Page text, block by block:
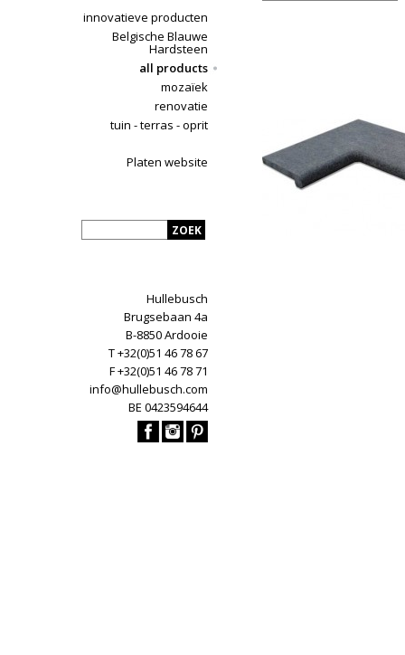
innovatieve producten
Belgische Blauwe
Hardsteen
all products
mozaïek
renovatie
tuin - terras - oprit
Platen website
Hullebusch
Brugsebaan 4a
B-8850 Ardooie
T +32(0)51 46 78 67
F +32(0)51 46 78 71
info@hullebusch.com
BE 0423594644